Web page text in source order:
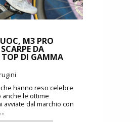
M3 PRO
DA
DI GAMMA
hanno reso celebre
anche le ottime
avviate dal marchio con